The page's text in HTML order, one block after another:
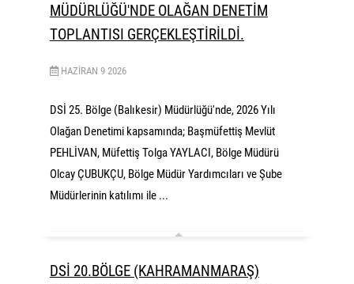
MÜDÜRLÜĞÜ'NDE OLAĞAN DENETİM
TOPLANTISI GERÇEKLEŞTİRİLDİ.
HAZIRAN 9 2026
DSİ 25. Bölge (Balıkesir) Müdürlüğü'nde, 2026 Yılı
Olağan Denetimi kapsamında; Başmüfettiş Mevlüt
PEHLİVAN, Müfettiş Tolga YAYLACI, Bölge Müdürü
Olcay ÇUBUKÇU, Bölge Müdür Yardımcıları ve Şube
Müdürlerinin katılımı ile ...
DSİ 20.BÖLGE (KAHRAMANMARAŞ)